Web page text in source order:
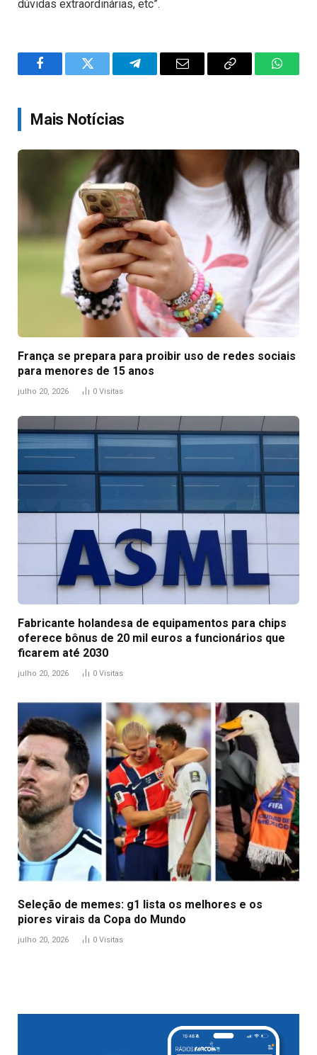
dúvidas extraordinárias, etc”.
FacebookTwitter TelegramEmail
Copy
Mais Notícias
França se prepara para proibir uso de redes sociais
para menores de 15 anos
julho 20, 2026 0 Visitas
Fabricante holandesa de equipamentos para chips
oferece bônus de 20 mil euros a funcionários que
ficarem até 2030
julho 20, 2026 0 Visitas
Seleção de memes: g1 lista os melhores e os
piores virais da Copa do Mundo
julho 20, 2026 0 Visitas